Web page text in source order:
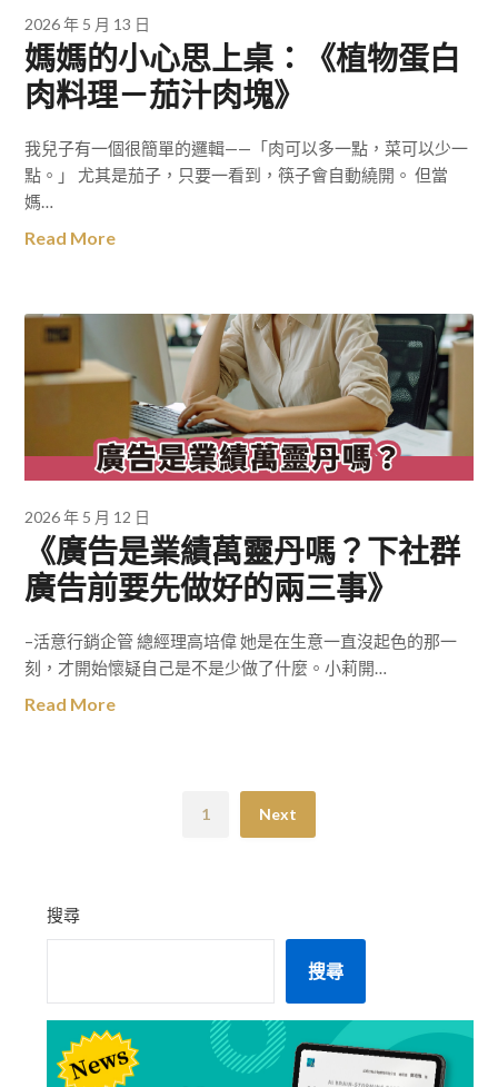
2026 年 5 月 13 日
媽媽的小心思上桌：《植物蛋白
肉料理－茄汁肉塊》
我兒子有一個很簡單的邏輯——「肉可以多一點，菜可以少一
點。」 尤其是茄子，只要一看到，筷子會自動繞開。 但當
媽…
Read More
2026 年 5 月 12 日
《廣告是業績萬靈丹嗎？下社群
廣告前要先做好的兩三事》
–活意行銷企管 總經理高培偉 她是在生意一直沒起色的那一
刻，才開始懷疑自己是不是少做了什麼。小莉開…
Read More
1 Next
搜尋
搜尋